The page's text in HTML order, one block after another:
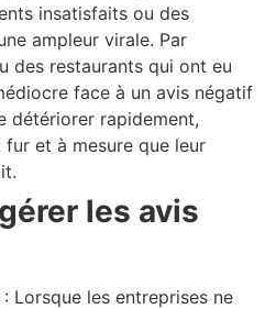
insatisfaits ou des
ampleur virale. Par
des restaurants qui ont eu
face à un avis négatif
détériorer rapidement,
et à mesure que leur
les avis
: Lorsque les entreprises ne